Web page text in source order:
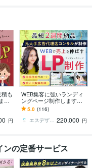
も
す
円
WEB集客に強いランディ
ングページ制作します
【公式PRO認定済】広告
成果を最大化するLPを制
作します
5.0 (116)
エスデザインマーケティング 220,000 円
の定番サービス